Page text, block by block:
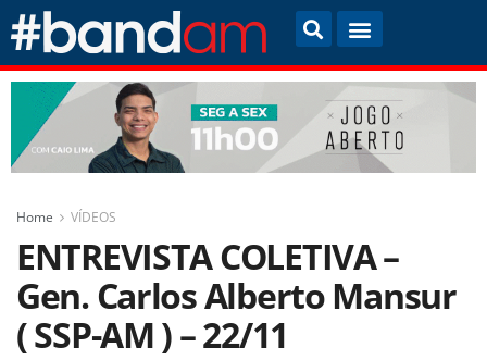
Home VÍDEOS
ENTREVISTA COLETIVA –
Gen. Carlos Alberto Mansur
( SSP-AM ) – 22/11